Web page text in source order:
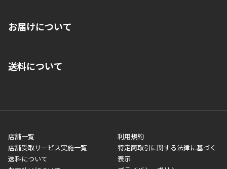
いいただくことはできません。ご了承ください。
■代金引換(代引)※手数料がかかります
■商品によっては一部決済方法が使用できない場合がございま
す。
お届けについて
ご注文が確認出来次第、1～4営業日に発送いたします。「お取り
業日にてお引渡しとなります。(離島などの場合、例外もあります)
メーカー直送品など一部商品については、その他商品との購入に
制限がかかる場合がございます。また発送日についても、通常と
異なる場合がございます。対象商品の説明ページをご確認くださ
い。
送料について
店舗一覧
店舗受取サービス実施一覧
送料について
利用規約
特定商取引に関する法律に基づく
表示